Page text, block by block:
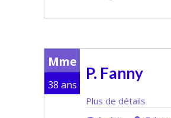
Mme
38 ans
P. Fanny
Plus de détails